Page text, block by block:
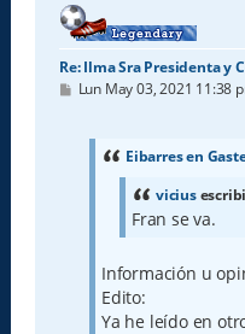
Re: Ilma Sra Presidenta y
M
Lun May 03, 2021 11:38
Eibarres en
vicius
Fran se va.
Información u
Edito:
Ya he leído en